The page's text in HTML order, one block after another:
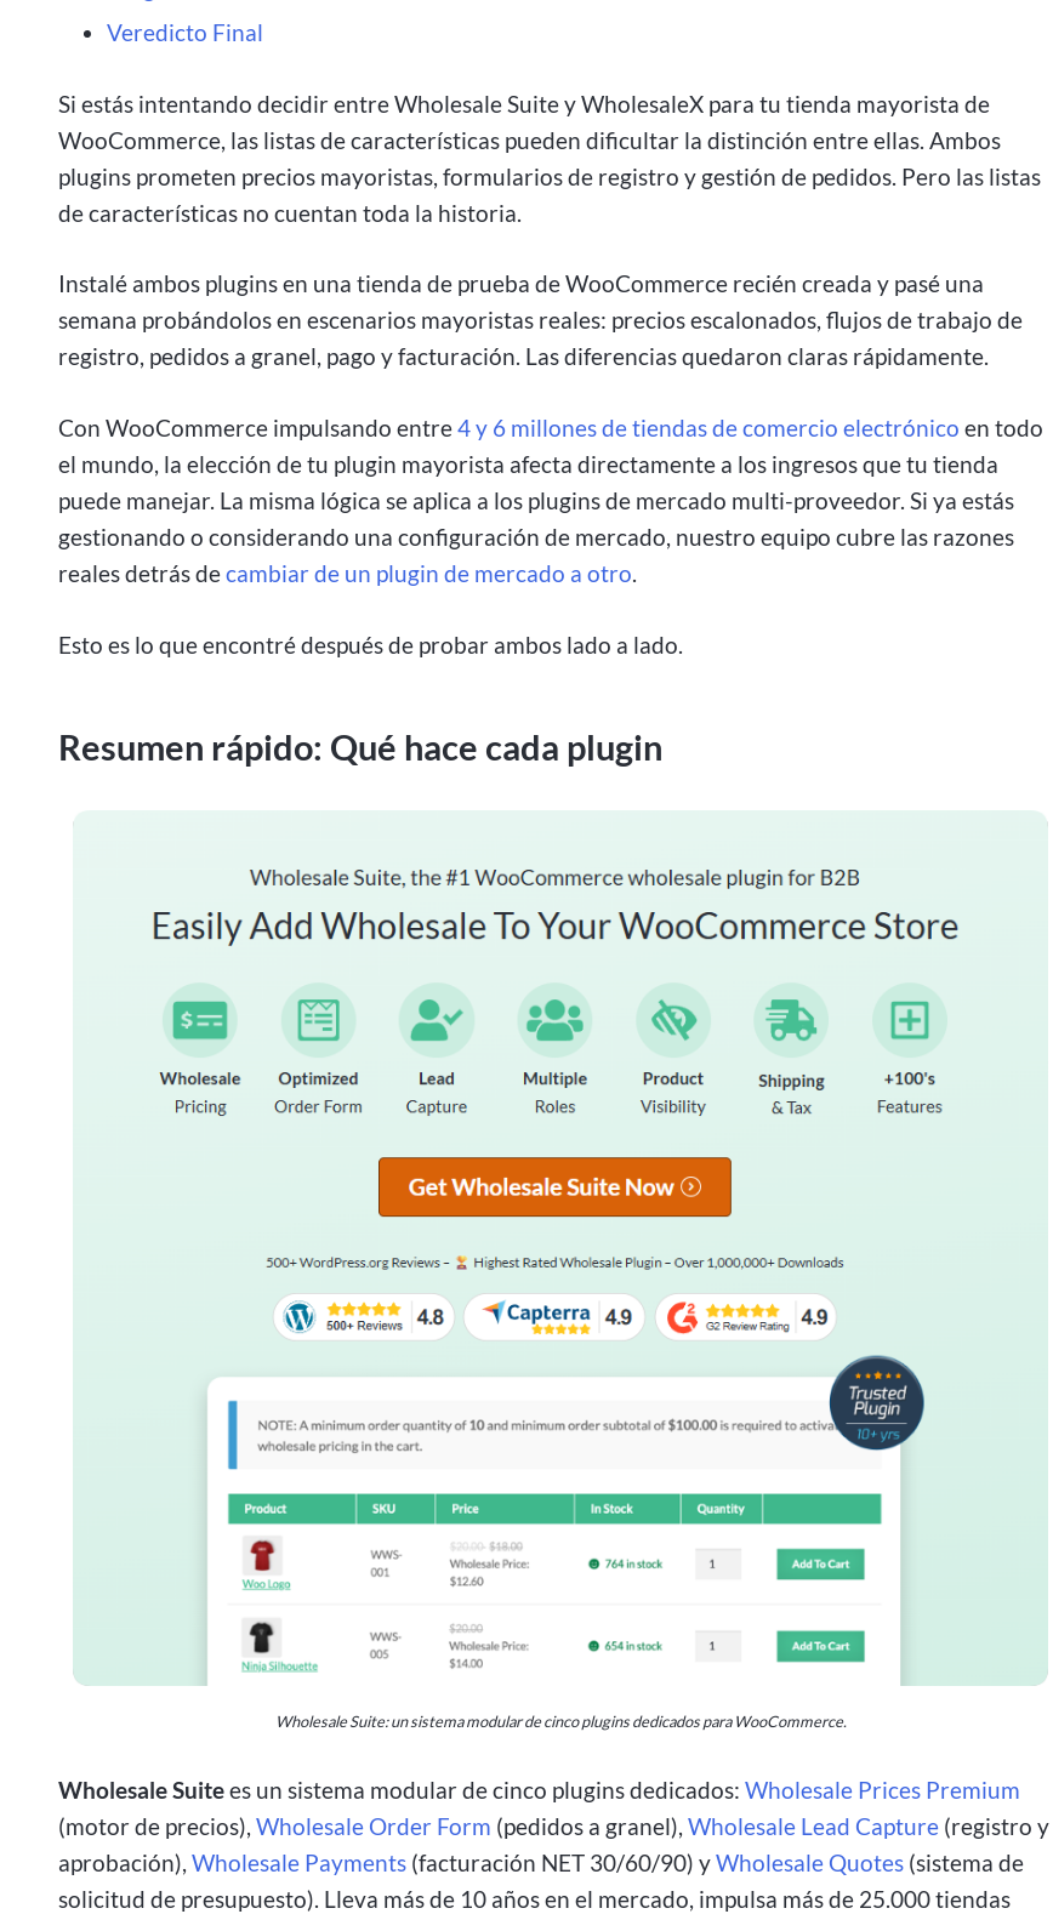
Veredicto Final
Si estás intentando decidir entre Wholesale Suite y WholesaleX para tu tienda mayorista de
WooCommerce, las listas de características pueden dificultar la distinción entre ellas. Ambos
plugins prometen precios mayoristas, formularios de registro y gestión de pedidos. Pero las listas
de características no cuentan toda la historia.
Instalé ambos plugins en una tienda de prueba de WooCommerce recién creada y pasé una
semana probándolos en escenarios mayoristas reales: precios escalonados, flujos de trabajo de
registro, pedidos a granel, pago y facturación. Las diferencias quedaron claras rápidamente.
Con WooCommerce impulsando entre4 y 6 millones de tiendas de comercio electrónico en todo
el mundo, la elección de tu plugin mayorista afecta directamente a los ingresos que tu tienda
puede manejar. La misma lógica se aplica a los plugins de mercado multi-proveedor. Si ya estás
gestionando o considerando una configuración de mercado, nuestro equipo cubre las razones
reales detrás decambiar de un plugin de mercado a otro.
Esto es lo que encontré después de probar ambos lado a lado.
Resumen rápido: Qué hace cada plugin
Wholesale Suite: un sistema modular de cinco plugins dedicados para WooCommerce.
Wholesale Suitees un sistema modular de cinco plugins dedicados: Wholesale Prices Premium
(motor de precios), Wholesale Order Form (pedidos a granel), Wholesale Lead Capture (registro y
aprobación), Wholesale Payments (facturación NET 30/60/90) yWholesale Quotes (sistema de
solicitud de presupuesto). Lleva más de 10 años en el mercado, impulsa más de 25.000 tiendas